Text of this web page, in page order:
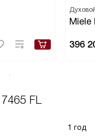
Miele
396
FL
1 год